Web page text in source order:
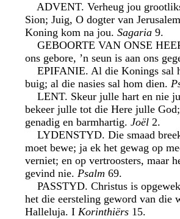
ADVENT. Verheug jou
Sion; Juig, O dogter van
Koning kom na jou. Sagaria 9.
GEBOORTE VAN ONSE
ons gebore, ’n seun is aan ons
EPIFANIE. Al die Konings sal
buig; al die nasies sal hom dien.
LENT. Skeur julle hart en nie
bekeer julle tot die Here julle
genadig en barmhartig. Joël 2.
LYDENSTYD. Die smaad
moet bewe; ja ek het gewag op
verniet; en op vertroosters, maar
gevind nie. Psalm 69.
PASSTYD. Christus is
het die eersteling geword van die
Halleluja. I Korinthiërs 15.